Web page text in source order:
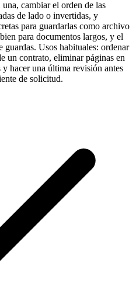
cambiar el orden de las
de lado o invertidas, y
para guardarlas como archivo
para documentos largos, y el
Usos habituales: ordenar
un contrato, eliminar páginas en
hacer una última revisión antes
de solicitud.